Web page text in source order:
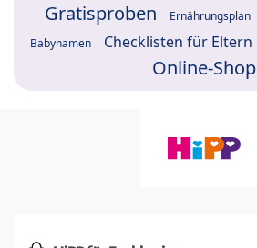
Gratisproben Ernährungsplan
Babynamen Checklisten für Eltern
Online-Shop